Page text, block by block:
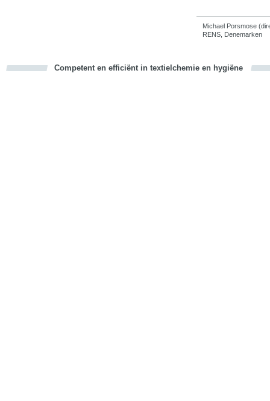
Michael Porsmose
RENS, Denemarken
Competent en efficiënt in textielchemie en hygiëne